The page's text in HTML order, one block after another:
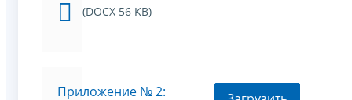
(DOCX 56 KB)
Приложение № 2: